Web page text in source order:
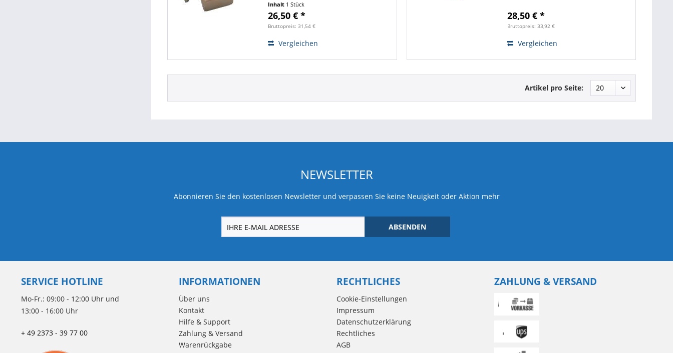
Montage durch Magnetbefestigung
für Innengehäuse mit mind. ca. 11,5
cm Breite...
Inhalt 1 Stück
26,50 € *
Bruttopreis: 31,54 €
Vergleichen
Innengehäuse mit mind. ca. 13,5 cm
Breite Verhindert das Blockieren
28,50 € *
Bruttopreis: 33,92 €
Vergleichen
Artikel pro Seite:
NEWSLETTER
Abonnieren Sie den kostenlosen Newsletter und verpassen Sie keine Neuigkeit oder Aktion mehr
ABSENDEN
SERVICE HOTLINE
Mo-Fr.: 09:00 - 12:00 Uhr und
13:00 - 16:00 Uhr
+ 49 2373 - 39 77 00
INFORMATIONEN
Über uns
Kontakt
Hilfe & Support
Zahlung & Versand
Warenrückgabe
RECHTLICHES
Cookie-Einstellungen
Impressum
Datenschutzerklärung
Rechtliches
AGB
ZAHLUNG & VERSAND